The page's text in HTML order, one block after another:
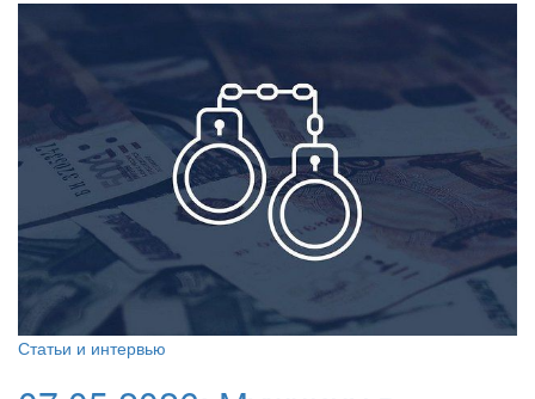
Статьи и интервью